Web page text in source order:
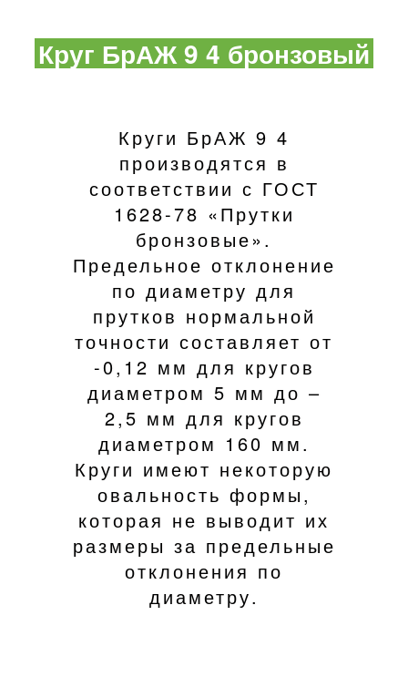
Круг БрАЖ 9 4 бронзовый
Круги БрАЖ 9 4
производятся в
соответствии с ГОСТ
1628-78 «Прутки
бронзовые».
Предельное отклонение
по диаметру для
прутков нормальной
точности составляет от
-0,12 мм для кругов
диаметром 5 мм до –
2,5 мм для кругов
диаметром 160 мм.
Круги имеют некоторую
овальность формы,
которая не выводит их
размеры за предельные
отклонения по
диаметру.